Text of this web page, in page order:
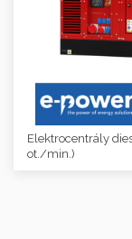
Elektrocentrály
ot./min.)